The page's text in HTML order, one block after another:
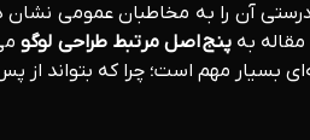
آن را به مخاطبان عمومی
بهپنج اصل مرتبط طراحی لوگو
مهم است؛ چرا که بتواند از پس